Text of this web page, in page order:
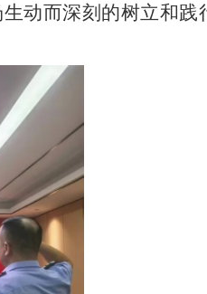
动而深刻的树立和践